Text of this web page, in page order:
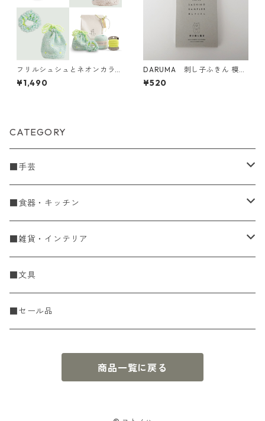
フリルシュシュとネオンカラ
ーピコットの巾着KIT
¥1,490
DARUMA 刺し子ふきん 模様
刺し（DARUMAオリジナル
柄）1054(白) 招き猫と籠目
¥520
CATEGORY
■手芸
手編糸
Spring & Summer
Fall & Winter
刺し子・こぎん
刺し子糸
刺し子ふきん・刺し子布
KIT
ニットツール
■食器・キッチン
食器
豆皿・小皿
中皿
調理道具
かや織ふきん
■雑貨・インテリア
収納雑貨
小物・置物・民芸品
■文具
■セール品
商品一覧に戻る